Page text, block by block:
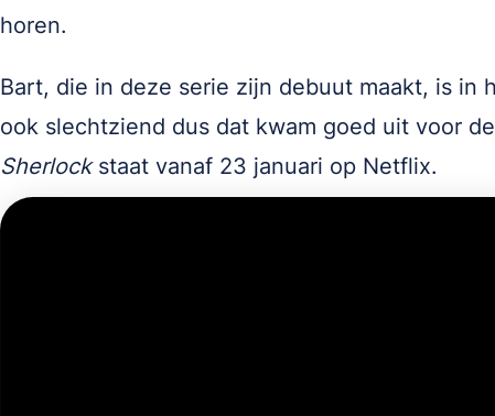
horen.
Bart, die in deze serie zijn debuut maakt, is in
ook slechtziend dus dat kwam goed uit voor
Sherlockstaat vanaf 23 januari op Netflix.